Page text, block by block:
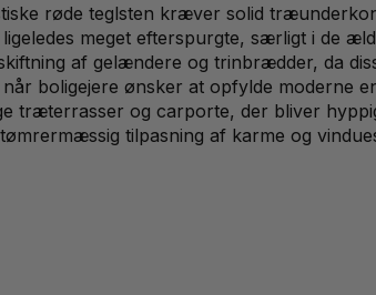
røde teglsten kræver solid
meget efterspurgte, særligt i de
af gelændere og trinbrædder, da
boligejere ønsker at opfylde moderne
træterrasser og carporte, der bliver
tilpasning af karme og